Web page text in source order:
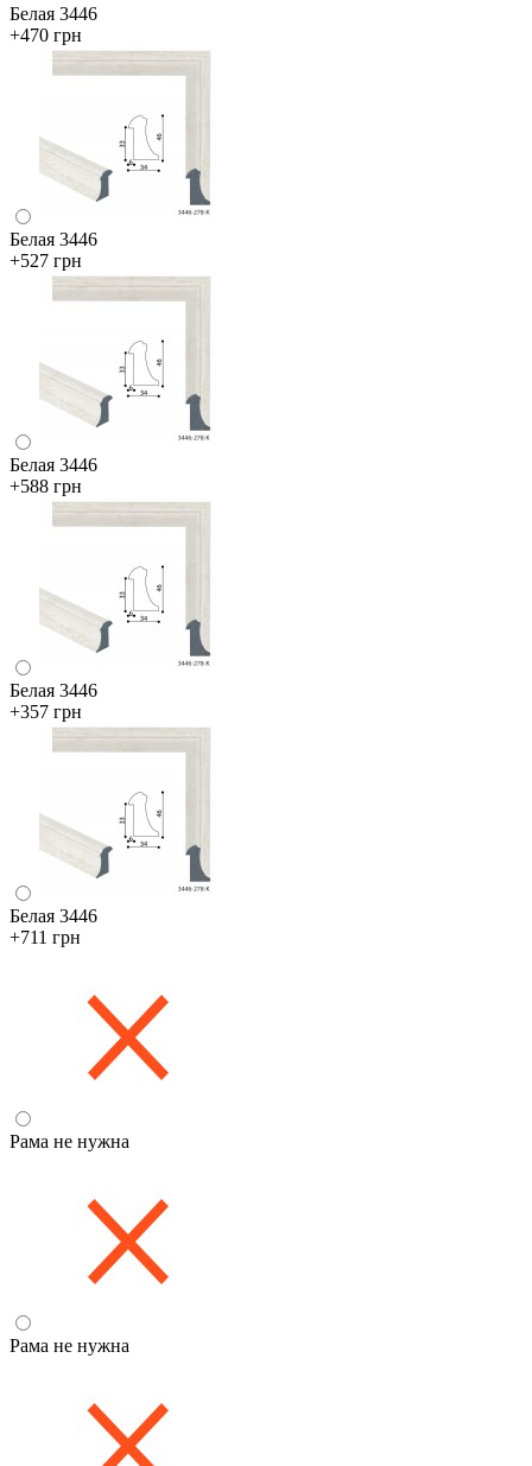
Белая 3446
+470 грн
Белая 3446
+527 грн
Белая 3446
+588 грн
Белая 3446
+357 грн
Белая 3446
+711 грн
Рама не нужна
Рама не нужна